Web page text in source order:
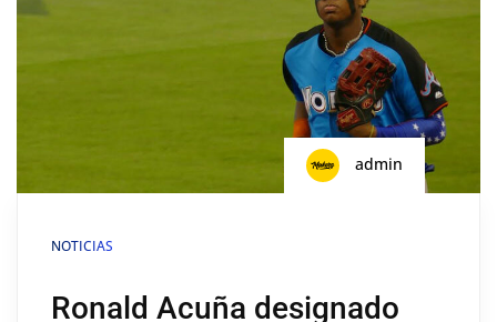
admin
NOTICIAS
Ronald Acuña designado